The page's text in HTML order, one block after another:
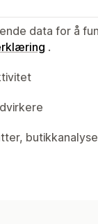
data for å
.